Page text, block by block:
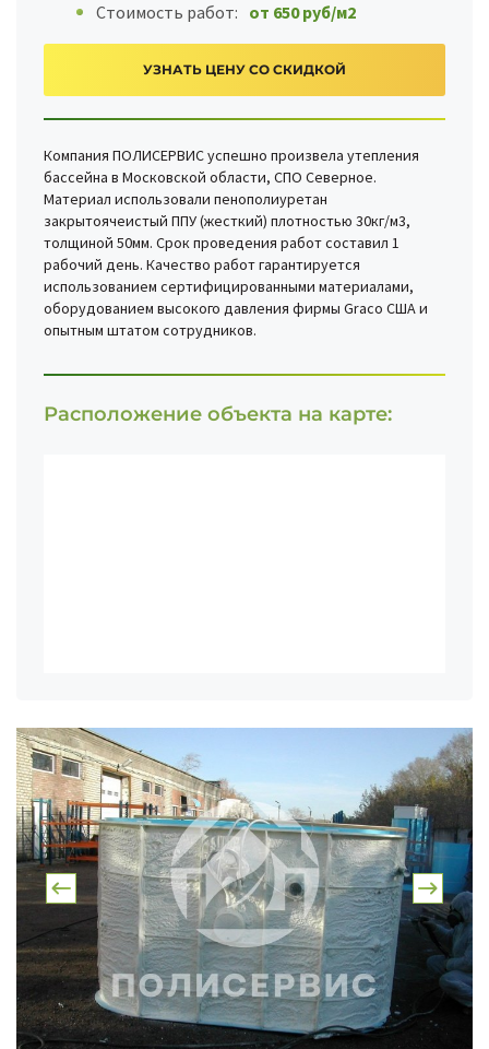
Стоимость работ: от 650 руб/м2
УЗНАТЬ ЦЕНУ СО СКИДКОЙ
Компания ПОЛИСЕРВИС успешно произвела утепления
бассейна в Московской области, СПО Северное.
Материал использовали пенополиуретан
закрытоячеистый ППУ (жесткий) плотностью 30кг/м3,
толщиной 50мм. Срок проведения работ составил 1
рабочий день. Качество работ гарантируется
использованием сертифицированными материалами,
оборудованием высокого давления фирмы Graco США и
опытным штатом сотрудников.
Расположение объекта на карте: